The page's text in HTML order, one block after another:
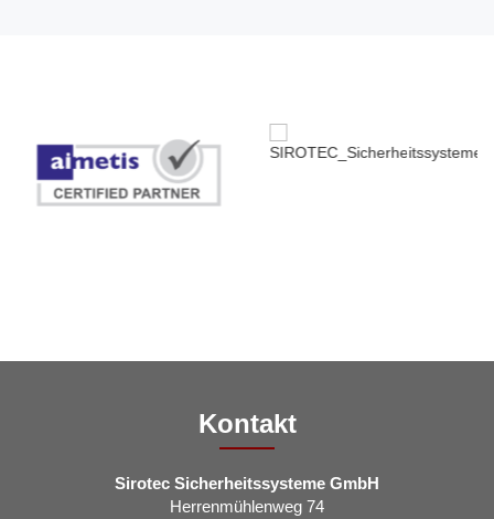
Kontakt
Sirotec Sicherheitssysteme GmbH
Herrenmühlenweg 74